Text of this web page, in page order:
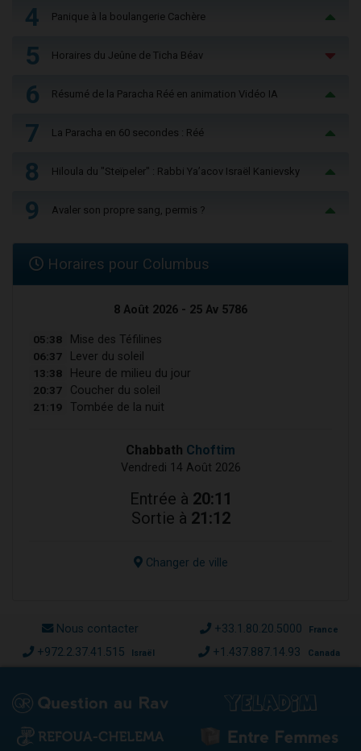
4 Panique à la boulangerie Cachère
5 Horaires du Jeûne de Ticha Béav
6 Résumé de la Paracha Réé en animation Vidéo IA
7 La Paracha en 60 secondes : Réé
8 Hiloula du "Steïpeler" : Rabbi Ya’acov Israël Kanievsky
9 Avaler son propre sang, permis ?
Horaires pour Columbus
8 Août 2026 - 25 Av 5786
05:38 Mise des Téfilines
06:37 Lever du soleil
13:38 Heure de milieu du jour
20:37 Coucher du soleil
21:19 Tombée de la nuit
Chabbath Choftim
Vendredi 14 Août 2026
Entrée à 20:11
Sortie à 21:12
Changer de ville
Nous contacter +33.1.80.20.5000 France
+972.2.37.41.515 Israël +1.437.887.14.93 Canada